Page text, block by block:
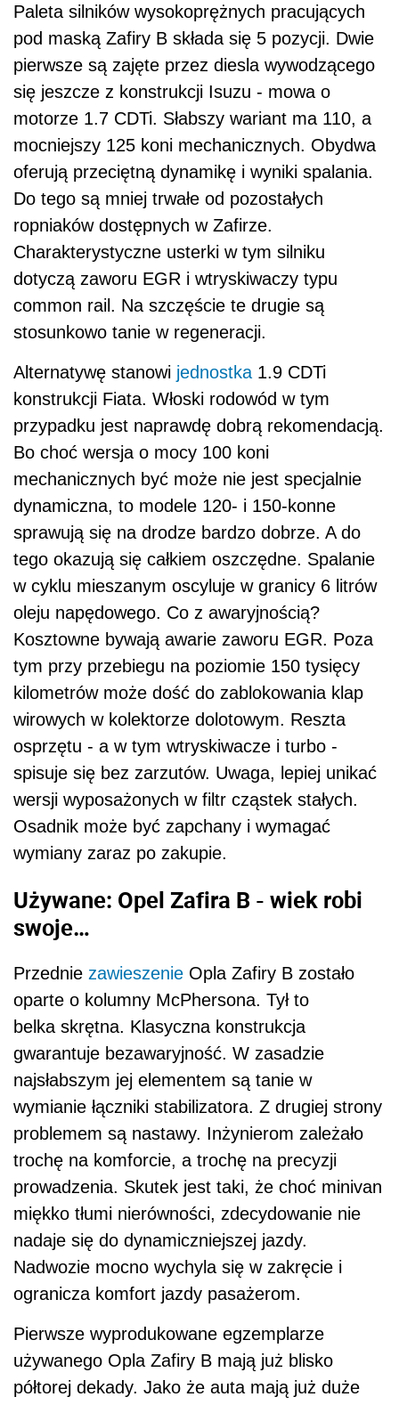
Paleta silników wysokoprężnych pracujących
pod maską Zafiry B składa się 5 pozycji. Dwie
pierwsze są zajęte przez diesla wywodzącego
się jeszcze z konstrukcji Isuzu - mowa o
motorze 1.7 CDTi. Słabszy wariant ma 110, a
mocniejszy 125 koni mechanicznych. Obydwa
oferują przeciętną dynamikę i wyniki spalania.
Do tego są mniej trwałe od pozostałych
ropniaków dostępnych w Zafirze.
Charakterystyczne usterki w tym silniku
dotyczą zaworu EGR i wtryskiwaczy typu
common rail. Na szczęście te drugie są
stosunkowo tanie w regeneracji.
Alternatywę stanowi jednostka 1.9 CDTi
konstrukcji Fiata. Włoski rodowód w tym
przypadku jest naprawdę dobrą rekomendacją.
Bo choć wersja o mocy 100 koni
mechanicznych być może nie jest specjalnie
dynamiczna, to modele 120- i 150-konne
sprawują się na drodze bardzo dobrze. A do
tego okazują się całkiem oszczędne. Spalanie
w cyklu mieszanym oscyluje w granicy 6 litrów
oleju napędowego. Co z awaryjnością?
Kosztowne bywają awarie zaworu EGR. Poza
tym przy przebiegu na poziomie 150 tysięcy
kilometrów może dość do zablokowania klap
wirowych w kolektorze dolotowym. Reszta
osprzętu - a w tym wtryskiwacze i turbo -
spisuje się bez zarzutów. Uwaga, lepiej unikać
wersji wyposażonych w filtr cząstek stałych.
Osadnik może być zapchany i wymagać
wymiany zaraz po zakupie.
Używane: Opel Zafira B - wiek robi
swoje…
Przednie zawieszenie Opla Zafiry B zostało
oparte o kolumny McPhersona. Tył to
belka skrętna. Klasyczna konstrukcja
gwarantuje bezawaryjność. W zasadzie
najsłabszym jej elementem są tanie w
wymianie łączniki stabilizatora. Z drugiej strony
problemem są nastawy. Inżynierom zależało
trochę na komforcie, a trochę na precyzji
prowadzenia. Skutek jest taki, że choć minivan
miękko tłumi nierówności, zdecydowanie nie
nadaje się do dynamiczniejszej jazdy.
Nadwozie mocno wychyla się w zakręcie i
ogranicza komfort jazdy pasażerom.
Pierwsze wyprodukowane egzemplarze
używanego Opla Zafiry B mają już blisko
półtorej dekady. Jako że auta mają już duże